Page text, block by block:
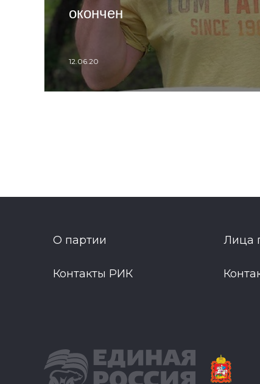
окончен
12.06.20
О партии Лица
Контакты РИК